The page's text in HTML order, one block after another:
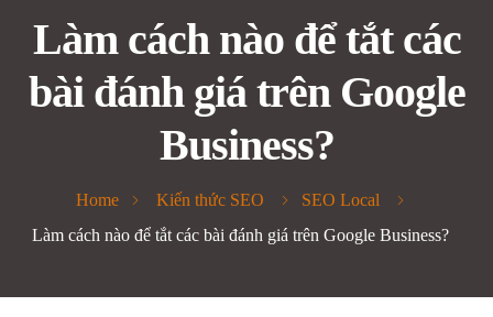
Làm cách nào để tắt các
bài đánh giá trên Google
Business?
Home Kiến thức SEO
SEO Local
Làm cách nào để tắt các bài đánh giá trên Google Business?